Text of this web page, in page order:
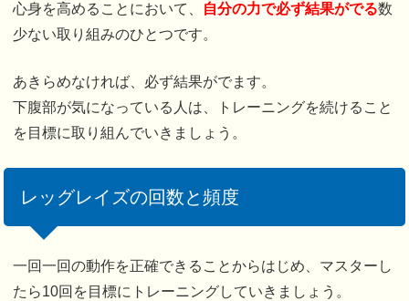
心身を高めることにおいて、 自分の力で必ず結果がでる数
少ない取り組みのひとつです。
あきらめなければ、必ず結果がでます。
下腹部が気になっている人は、トレーニングを続けること
を目標に取り組んでいきましょう。
レッグレイズの回数と頻度
一回一回の動作を正確できることからはじめ、マスターし
たら10回を目標にトレーニングしていきましょう。